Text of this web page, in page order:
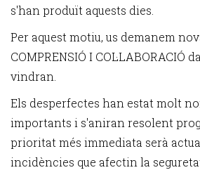
s'han produït aquests dies.
Per aquest motiu, us demanem
COMPRENSIÓ I COL·LABORACIÓ
vindran.
Els desperfectes han estat molt
importants i s'aniran resolent
prioritat més immediata serà
incidències que afectin la